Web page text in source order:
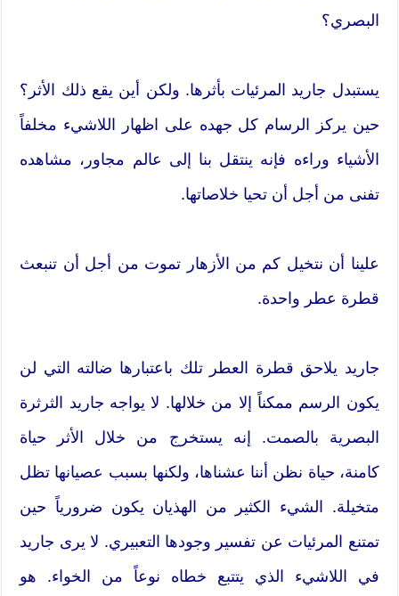
البصري؟
يستبدل جاريد المرئيات بأثرها. ولكن أين يقع ذلك الأثر؟
حين يركز الرسام كل جهده على اظهار اللاشيء مخلفاً
الأشياء وراءه فإنه ينتقل بنا إلى عالم مجاور، مشاهده
تفنى من أجل أن تحيا خلاصاتها.
علينا أن نتخيل كم من الأزهار تموت من أجل أن تنبعث
قطرة عطر واحدة.
جاريد يلاحق قطرة العطر تلك باعتبارها ضالته التي لن
يكون الرسم ممكناً إلا من خلالها. لا يواجه جاريد الثرثرة
البصرية بالصمت. إنه يستخرج من خلال الأثر حياة
كامنة، حياة نظن أننا عشناها، ولكنها بسبب عصيانها تظل
متخيلة. الشيء الكثير من الهذيان يكون ضرورياً حين
تمتنع المرئيات عن تفسير وجودها التعبيري. لا يرى جاريد
في اللاشيء الذي يتتبع خطاه نوعاً من الخواء. هو